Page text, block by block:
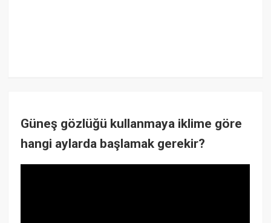
Güneş gözlüğü kullanmaya iklime göre
hangi aylarda başlamak gerekir?